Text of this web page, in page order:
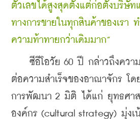
ตัวเลขได้สูงสุดตั้งแต่ก่อตั้งบริษั
ทางการขายในทุกสินค้าของเรา
ความท้าทายกว่าเดิมมาก”
ซีอีโอวัย 60 ปี กล่าวถึงความ
ต่อความสำเร็จของอาณาจักร โ
การพัฒนา 2 มิติ ได้แก่ ยุทธศา
องค์กร (cultural strategy) มุ่งเ